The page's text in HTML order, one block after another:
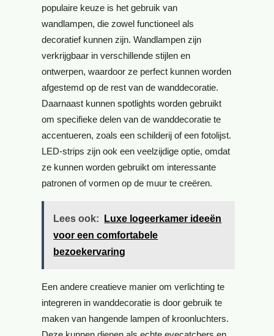
populaire keuze is het gebruik van
wandlampen, die zowel functioneel als
decoratief kunnen zijn. Wandlampen zijn
verkrijgbaar in verschillende stijlen en
ontwerpen, waardoor ze perfect kunnen worden
afgestemd op de rest van de wanddecoratie.
Daarnaast kunnen spotlights worden gebruikt
om specifieke delen van de wanddecoratie te
accentueren, zoals een schilderij of een fotolijst.
LED-strips zijn ook een veelzijdige optie, omdat
ze kunnen worden gebruikt om interessante
patronen of vormen op de muur te creëren.
Lees ook:
Luxe logeerkamer ideeën
voor een comfortabele
bezoekervaring
Een andere creatieve manier om verlichting te
integreren in wanddecoratie is door gebruik te
maken van hangende lampen of kroonluchters.